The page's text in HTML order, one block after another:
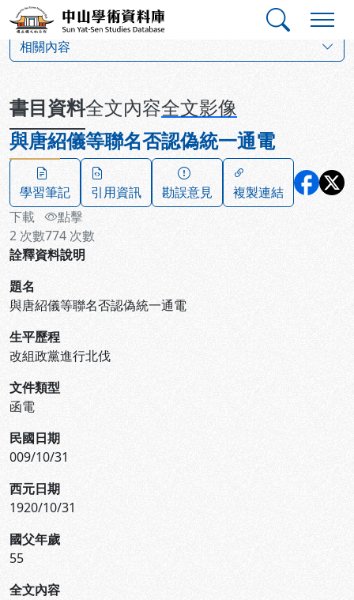
跳到主要內容
中山學術資料庫
相關內容
書目資料全文內容全文影像
與唐紹儀等聯名否認偽統一通電
學習筆記 引用資訊 勘誤意見
複製連結
下載
2 次數
點擊
774 次數
詮釋資料說明
題名
與唐紹儀等聯名否認偽統一通電
生平歷程
改組政黨進行北伐
文件類型
函電
民國日期
009/10/31
西元日期
1920/10/31
國父年歲
55
全文內容